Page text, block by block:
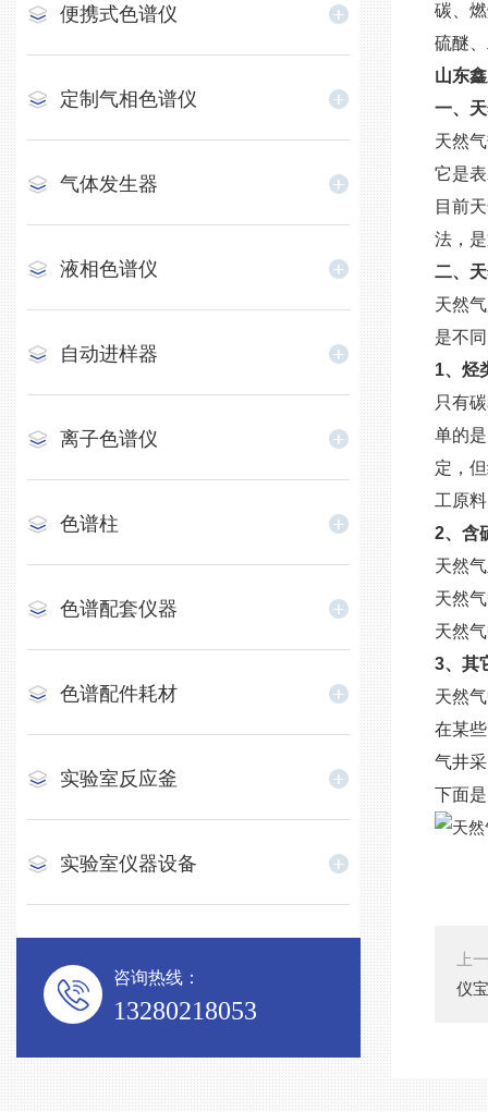
便携式色谱仪
定制气相色谱仪
气体发生器
液相色谱仪
自动进样器
离子色谱仪
色谱柱
色谱配套仪器
色谱配件耗材
实验室反应釜
实验室仪器设备
咨询热线：
13280218053
碳、
硫醚
山东
一、
天然
它是
目前
法，
二、
天然
是不
1、烃
只有
单的
定，
工原
2、含
天然
天然
天然
3、其
天然
在某
气井
下面
上
仪